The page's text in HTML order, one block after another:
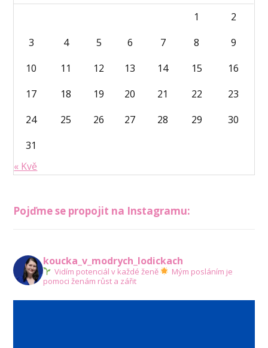
1
2
3
4 5 6 7 8
9
10
11 12 13 14 15
16
17
18 19 20 21 22
23
24
25 26 27 28 29
30
31
« Kvě
Pojďme se propojit na Instagramu:
koucka_v_modrych_lodickach
Vidím potenciál v každé ženě
Mým posláním je
pomoci ženám růst a zářit